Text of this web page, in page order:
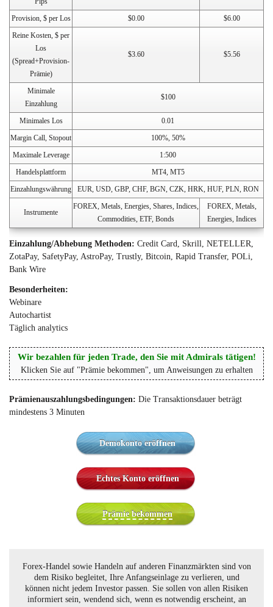
Provision, $ per Los $0.00
$6.00
Reine Kosten, $ per
Los
(Spread+Provision-
Prämie)
$3.60 $5.56
Minimale
Einzahlung
$100
Minimales Los
0.01
Margin Call, Stopout
100%, 50%
Maximale Leverage
1:500
Handelsplattform
MT4, MT5
Einzahlungswährung
EUR, USD, GBP, CHF, BGN, CZK, HRK, HUF, PLN, RON
Instrumente
FOREX, Metals, Energies, Shares, Indices,
Commodities, ETF, Bonds
FOREX, Metals,
Energies, Indices
Einzahlung/Abhebung Methoden: Credit Card, Skrill, NETELLER,
ZotaPay, SafetyPay, AstroPay, Trustly, Bitcoin, Rapid Transfer, POLi,
Bank Wire
Besonderheiten:
Webinare
Autochartist
Täglich analytics
Wir bezahlen für jeden Trade, den Sie mit Admirals tätigen!
Klicken Sie auf "Prämie bekommen", um Anweisungen zu erhalten
Prämienauszahlungsbedingungen: Die Transaktionsdauer beträgt
mindestens 3 Minuten
Demokonto eröffnen
Echtes Konto eröffnen
Prämie bekommen
Forex-Handel sowie Handeln auf anderen Finanzmärkten sind von
dem Risiko begleitet, Ihre Anfangseinlage zu verlieren, und
können nicht jedem Investor passen. Sie sollen von allen Risiken
informiert sein, wendend sich, wenn es notwendig erscheint, an